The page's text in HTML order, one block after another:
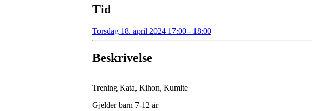
Tid
Torsdag 18. april 2024 17:00 - 18:00
Beskrivelse
Trening Kata, Kihon, Kumite
Gjelder barn 7-12 år